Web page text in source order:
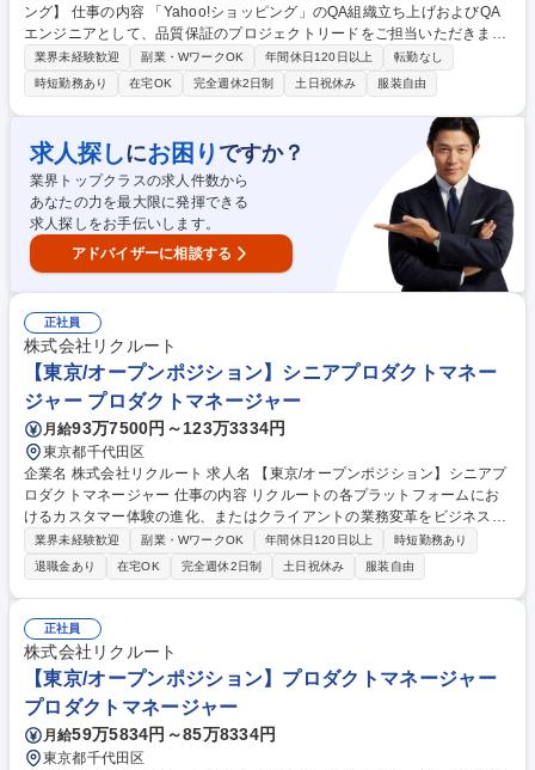
ング】 仕事の内容 「Yahoo!ショッピング」のQA組織立ち上げおよびQA
エンジニアとして、品質保証のプロジェクトリードをご担当いただきま
す。これまで「Yahoo!ショッピング」のQA業務は、エンジニアとプロダ
クトマネージャーが 担ってきましたが、サービスの成長・品質課題の高ま
りからQA活動をより促進するために、QA組織の拡大を進めています。■
サービスの特性を考慮した品質目標設定と戦略の策定■品質戦略に基づい
たテスト計画の作成とシステムテスト、受け入れテストの遂行■担当サー
ビスにおけるテストプロセスの設計・運用・実行、および開発チーム内で
の推進■サービス品質向上を意識したサービス企画・技術設計へのQAレビ
ュー 等 募集職種 【QAエンジニア / Yahoo!ショッピング】
業界未経験歓迎 副業・WワークOK 年間休日120日以上
転勤なし
時短勤務あり
在宅OK 完全週休2日制 土日祝休み 服装自由
求人探しにお困り ですか？
業界トップクラスの求人件数から
あなたの力を最大限に発揮できる
求人探しをお手伝いします。
アドバイザーに相談する
正社員
株式会社リクルート
【東京/オープンポジション】シニアプロダクトマネー
ジャー プロダクトマネージャー
月給93万7500円～123万3334円
東京都千代田区
企業名 株式会社リクルート 求人名 【東京/オープンポジション】シニアプ
ロダクトマネージャー 仕事の内容 リクルートの各プラットフォームにお
けるカスタマー体験の進化、またはクライアントの業務変革をビジネス・
テクノロジーの両面からリードいただきます。具体的な業務内容は下記。
■事業戦略に基づいたプロダクトロードマップの策定と、中長期的なプロ
ダクトビジョンの定義 ■「固定課金から従量課金への移行」など、ビジネ
スモデルの根幹にかかわるだ規模プロジェクトの設計・推進 ■AIやデータ
サイエンスを駆使した、全く新しいユーザー体験(受動的なレコメンド体
験等)の創出 【仕事の変更範囲】：当社業務全般 募集職種 【東京/オープ
ンポジション】シニアプロダクトマネージャー
業界未経験歓迎 副業・WワークOK 年間休日120日以上
時短勤務あり
退職金あり
在宅OK 完全週休2日制 土日祝休み 服装自由
正社員
株式会社リクルート
【東京/オープンポジション】プロダクトマネージャー
プロダクトマネージャー
月給59万5834円～85万8334円
東京都千代田区